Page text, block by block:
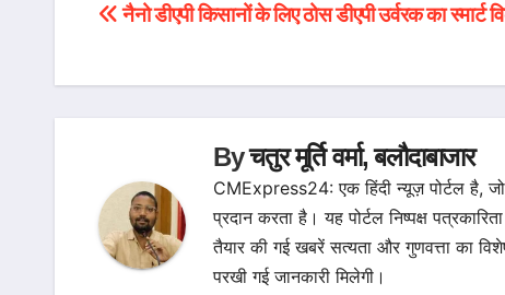
Post
नैनो डीएपी किसानों के लिए ठोस डीएपी उर्वरक का स्मार्ट
Byचतुर मूर्ति वर्मा, बलौदाबाजार
CMExpress24: एक हिंदी न्यूज़ पोर्टल है,
प्रदान करता है। यह पोर्टल निष्पक्ष
तैयार की गई खबरें सत्यता और गुणवत्ता का
परखी गई जानकारी मिलेगी।